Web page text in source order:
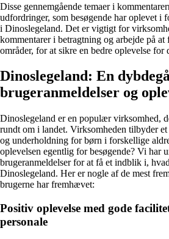
Disse gennemgående temaer i
udfordringer, som besøgende har oplevet i
i Dinoslegeland. Det er vigtigt for
kommentarer i betragtning og arbejde på
områder, for at sikre en bedre oplevelse for
Dinoslegeland: En
brugeranmeldelser og
Dinoslegeland er en populær virksomhed,
rundt om i landet. Virksomheden tilbyder
og underholdning for børn i forskellige
oplevelsen egentlig for besøgende? Vi har
brugeranmeldelser for at få et indblik i,
Dinoslegeland. Her er nogle af de mest
brugerne har fremhævet:
Positiv oplevelse med gode
personale